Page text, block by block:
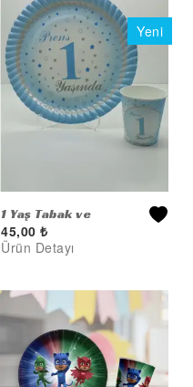
1 Yaş Tabak ve
Bardak 8'li (Mavi)
45,00 ₺
Ürün Detayı